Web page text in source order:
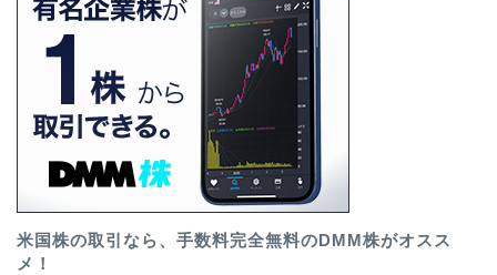
米国株の取引なら、手数料完全無料のDMM株がオスス
メ！